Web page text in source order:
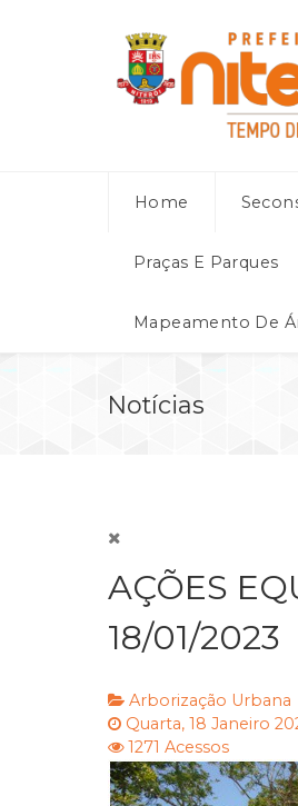
Home
Praças E Parques
Mapeamento De
Notícias
AÇÕES
18/01/2023
Arborização Urbana
Quarta, 18 Janeiro
1271 Acessos